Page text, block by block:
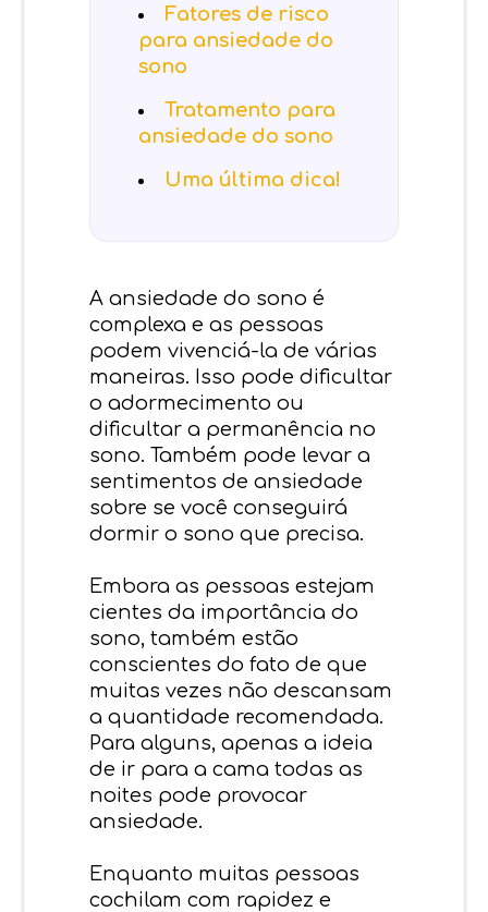
Fatores de risco
para ansiedade do
sono
Tratamento para
ansiedade do sono
Uma última dica!
A ansiedade do sono é
complexa e as pessoas
podem vivenciá-la de várias
maneiras. Isso pode dificultar
o adormecimento ou
dificultar a permanência no
sono. Também pode levar a
sentimentos de ansiedade
sobre se você conseguirá
dormir o sono que precisa.
Embora as pessoas estejam
cientes da importância do
sono, também estão
conscientes do fato de que
muitas vezes não descansam
a quantidade recomendada.
Para alguns, apenas a ideia
de ir para a cama todas as
noites pode provocar
ansiedade.
Enquanto muitas pessoas
cochilam com rapidez e